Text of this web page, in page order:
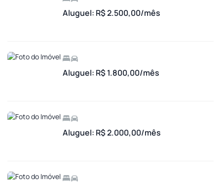
Aluguel: R$ 2.500,00/mês
Aluguel: R$ 1.800,00/mês
Aluguel: R$ 2.000,00/mês